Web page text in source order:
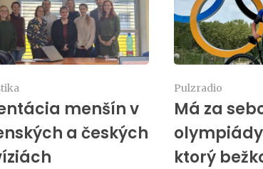
menšín v
a českých
Pulzradio
Má za
ktorý